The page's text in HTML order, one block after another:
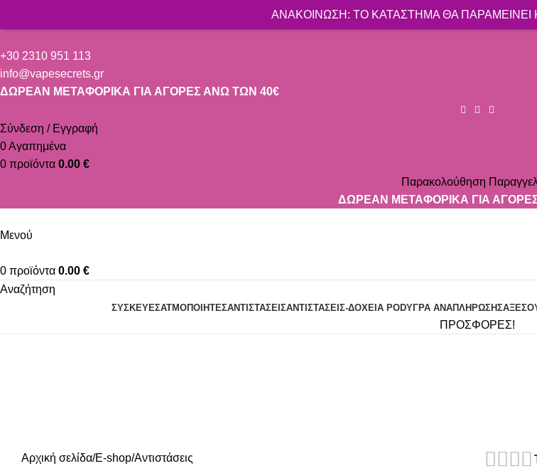
+30 2310 951 113
info@vapesecrets.gr
ΔΩΡΕΑΝ ΜΕΤΑΦΟΡΙΚΑ ΓΙΑ ΑΓΟΡΕΣ ΑΝΩ ΤΩΝ 40€
Σύνδεση / Εγγραφή
0Αγαπημένα
0 προϊόντα 0.00 €
Παρακολούθηση
ΔΩΡΕΑΝ ΜΕΤΑΦΟΡΙΚΑ ΓΙΑ
Μενού
0 προϊόντα 0.00 €
Αναζήτηση
ΣΥΣΚΕΥΈΣΑΤΜΟΠΟΙΗΤΈΣΑΝΤΙΣΤΆΣΕΙΣΑΝΤΙΣΤΆΣΕΙΣ-ΔΟΧΕΊΑ PODΥΓΡΆ ΑΝΑΠΛΉΡΩΣΗΣ
ΠΡΟΣΦΟΡΕΣ!
Αρχική σελίδα E-shop Αντιστάσεις
ΑΝΑΚΟΙΝΩΣΗ: ΤΟ ΚΑΤΑΣΤΗΜΑ ΘΑ ΠΑΡΑΜΕΙΝΕΙ